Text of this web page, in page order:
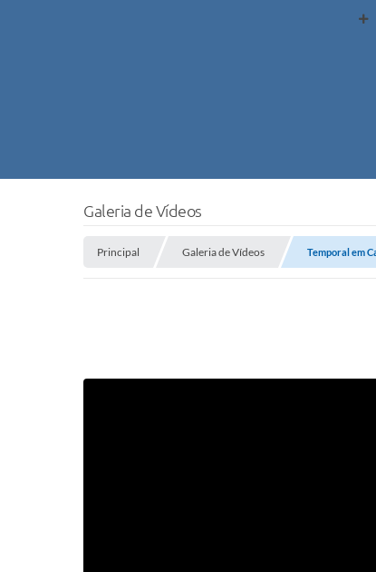
Galeria de Vídeos
Principal Galeria de Vídeos Temporal em